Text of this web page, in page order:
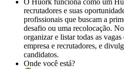
recrutadores e suas
profissionais que buscam a
desafio ou uma recolocação.
organizar e listar todas as
empresa e recrutadores, e
candidatos.
Onde você está?